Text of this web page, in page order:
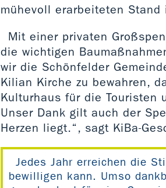
mühevoll erarbeiteten Stand
Mit einer privaten
die wichtigen
wir die Schönfelder
Kilian Kirche zu bewahren,
Kulturhaus für die Touristen
Unser Dank gilt auch der
Herzen liegt.“, sagt KiBa-
Jedes Jahr erreichen die
bewilligen kann. Umso